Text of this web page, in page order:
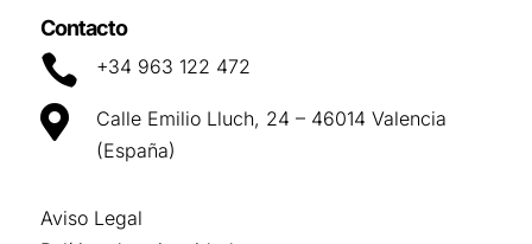
Contacto
 +34 963 122 472

Calle Emilio Lluch, 24 – 46014 Valencia
(España)
Aviso Legal